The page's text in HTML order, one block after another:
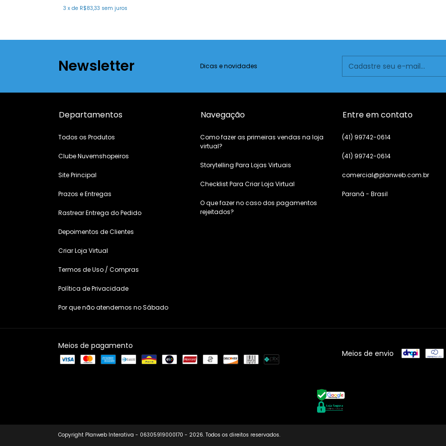
3 x de R$83,33 sem juros
Newsletter Dicas e novidades
Departamentos
Todos os Produtos
Clube Nuvemshopeiros
Site Principal
Prazos e Entregas
Rastrear Entrega do Pedido
Depoimentos de Clientes
Criar Loja Virtual
Termos de Uso / Compras
Política de Privacidade
Por que não atendemos no Sábado
Navegação
Como fazer as primeiras vendas na loja
virtual?
Storytelling Para Lojas Virtuais
Checklist Para Criar Loja Virtual
O que fazer no caso dos pagamentos
rejeitados?
Entre em contato
(41) 99742-0614
(41) 99742-0614
comercial@planweb.com.br
Paraná - Brasil
Meios de pagamento
Meios de envio
Copyright Planweb Interativa - 06305919000170 - 2026. Todos os direitos reservados.